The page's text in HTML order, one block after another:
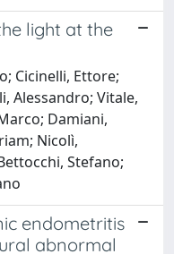
light at the
Cicinelli, Ettore;
Alessandro; Vitale,
Damiani,
Nicolì,
Stefano;
endometritis
abnormal